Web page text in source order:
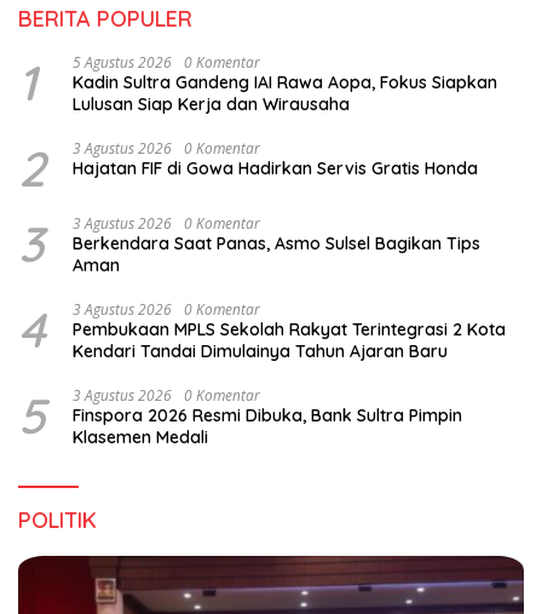
BERITA POPULER
1 5 Agustus 2026 0 Komentar
Kadin Sultra Gandeng IAI Rawa Aopa, Fokus Siapkan
Lulusan Siap Kerja dan Wirausaha
2 3 Agustus 2026 0 Komentar
Hajatan FIF di Gowa Hadirkan Servis Gratis Honda
3 3 Agustus 2026 0 Komentar
Berkendara Saat Panas, Asmo Sulsel Bagikan Tips
Aman
4 3 Agustus 2026 0 Komentar
Pembukaan MPLS Sekolah Rakyat Terintegrasi 2 Kota
Kendari Tandai Dimulainya Tahun Ajaran Baru
5 3 Agustus 2026 0 Komentar
Finspora 2026 Resmi Dibuka, Bank Sultra Pimpin
Klasemen Medali
POLITIK